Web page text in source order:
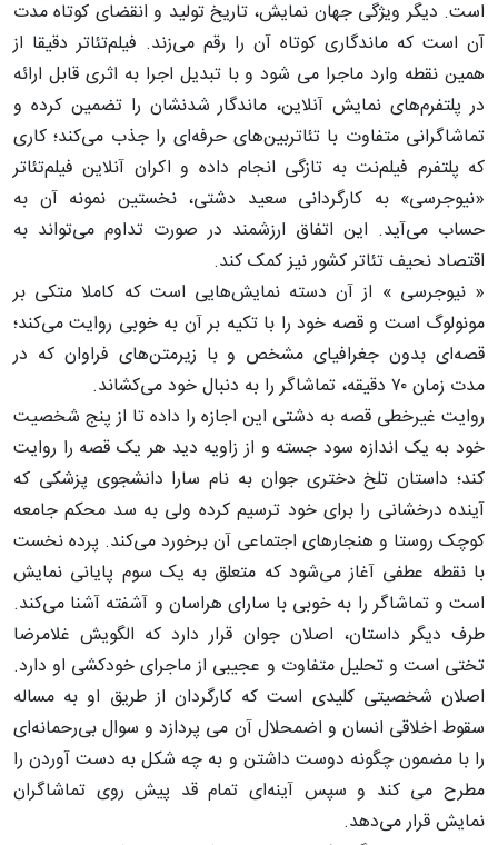
است. دیگر ویژگی جهان نمایش، تاریخ تولید و انقضای کوتاه مدت
آن است که ماندگاری کوتاه آن را رقم می‌زند. فیلم‌تئاتر دقیقا از
همین نقطه وارد ماجرا می شود و با تبدیل اجرا به اثری قابل ارائه
در پلتفرم‌های نمایش آنلاین، ماندگار شدنشان را تضمین کرده و
تماشاگرانی متفاوت با تئاتربین‌های حرفه‌ای را جذب می‌کند؛ کاری
که پلتفرم فیلم‌نت به تازگی انجام داده و اکران آنلاین فیلم‌تئاتر
«نیوجرسی» به کارگردانی سعید دشتی، نخستین نمونه آن به
حساب می‌آید. این اتفاق ارزشمند در صورت تداوم می‌تواند به
اقتصاد نحیف تئاتر کشور نیز کمک کند.
«نیوجرسی » از آن دسته نمایش‌هایی است که کاملا متکی بر
مونولوگ است و قصه خود را با تکیه بر آن به خوبی روایت می‌کند؛
قصه‌ای بدون جغرافیای مشخص و با زیرمتن‌های فراوان که در
مدت زمان ۷۰ دقیقه، تماشاگر را به دنبال خود می‌کشاند.
روایت غیرخطی قصه به دشتی این اجازه را داده تا از پنج شخصیت
خود به یک اندازه سود جسته و از زاویه دید هر یک قصه را روایت
کند؛ داستان تلخ دختری جوان به نام سارا دانشجوی پزشکی که
آینده درخشانی را برای خود ترسیم کرده ولی به سد محکم جامعه
کوچک روستا و هنجارهای اجتماعی آن برخورد می‌کند. پرده نخست
با نقطه عطفی آغاز می‌شود که متعلق به یک سوم پایانی نمایش
است و تماشاگر را به خوبی با سارای هراسان و آشفته آشنا می‌کند.
طرف دیگر داستان، اصلان جوان قرار دارد که الگویش غلامرضا
تختی است و تحلیل متفاوت و عجیبی از ماجرای خودکشی او دارد.
اصلان شخصیتی کلیدی است که کارگردان از طریق او به مساله
سقوط اخلاقی انسان و اضمحلال آن می پردازد و سوال بی‌رحمانه‌ای
را با مضمون چگونه دوست داشتن و به چه شکل به دست آوردن را
مطرح می کند و سپس آینه‌ای تمام قد پیش روی تماشاگران
نمایش قرار می‌دهد.